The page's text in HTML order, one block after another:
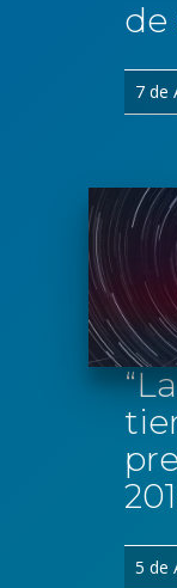
de
7 de
5 de